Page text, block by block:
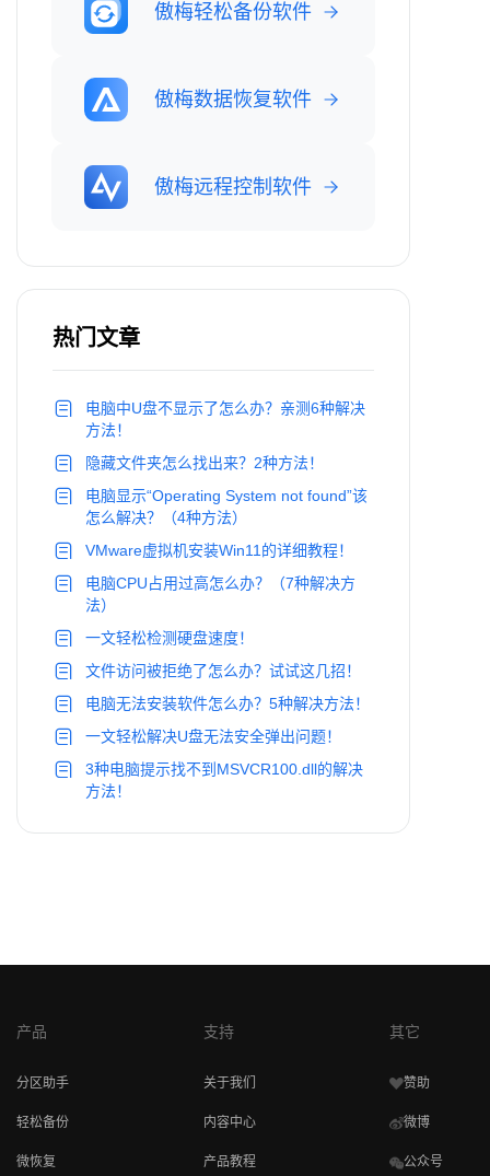
傲梅轻松备份软件
傲梅数据恢复软件
傲梅远程控制软件
热门文章
电脑中U盘不显示了怎么办？亲测6种解决
方法！
隐藏文件夹怎么找出来？2种方法！
电脑显示“Operating System not found”该
怎么解决？（4种方法）
VMware虚拟机安装Win11的详细教程！
电脑CPU占用过高怎么办？（7种解决方
法）
一文轻松检测硬盘速度！
文件访问被拒绝了怎么办？试试这几招！
电脑无法安装软件怎么办？5种解决方法！
一文轻松解决U盘无法安全弹出问题！
3种电脑提示找不到MSVCR100.dll的解决
方法！
产品
分区助手
轻松备份
微恢复
支持
关于我们
内容中心
产品教程
其它
赞助
微博
公众号